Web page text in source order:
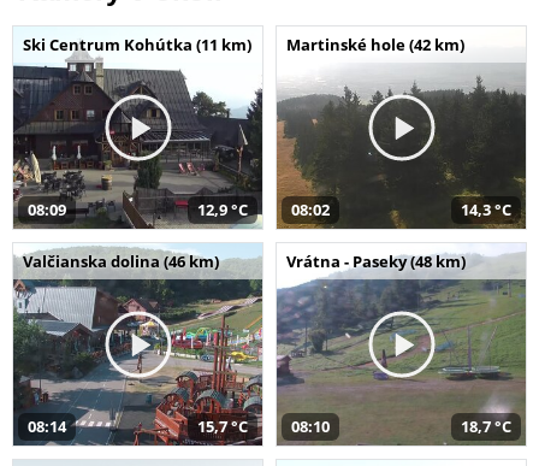
Ski Centrum Kohútka (11 km)
08:09 12,9 °C
Martinské hole (42 km)
08:02 14,3 °C
Valčianska dolina (46 km)
08:14 15,7 °C
Vrátna - Paseky (48 km)
08:10 18,7 °C